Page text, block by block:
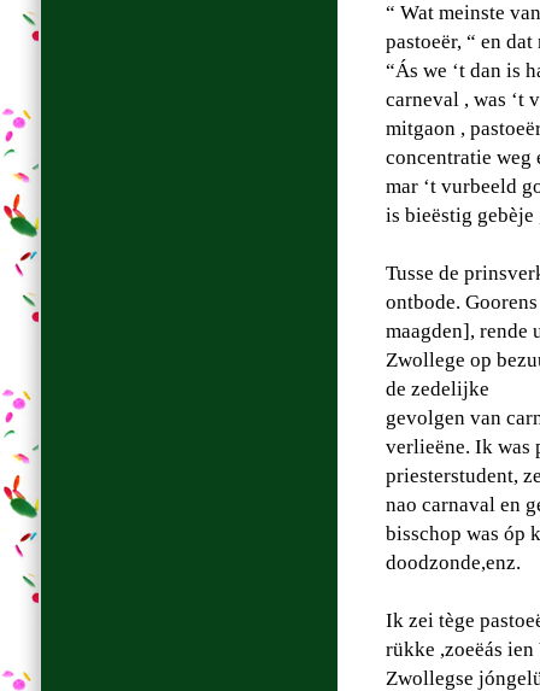
“ Wat meinste
pastoeër, “ en
“Ás we ‘t dan is
carneval , was ‘t
mitgaon ,
concentratie weg
mar ‘t vurbeeld
is bieëstig gebèje
Tusse de
ontbode.
maagden], rende
Zwollege op
de zedelijke
gevolgen van
verlieëne. Ik was
priesterstudent,
nao carnaval en
bisschop was óp
doodzonde,enz.
Ik zei tège
rükke ,zoeëás ien
Zwollegse